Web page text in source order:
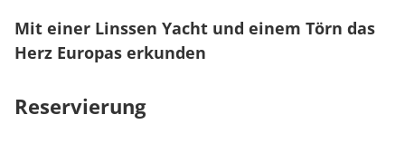
Mit einer Linssen Yacht und einem Törn das
Herz Europas erkunden
Reservierung